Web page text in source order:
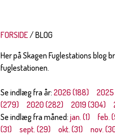
FORSIDE
BLOG
Her på Skagen Fuglestations blog
fuglestationen.
Se indlæg fra år:2026 (188)
(279)
2020 (282) 2019 (304)
Se indlæg fra måned:jan. (1) feb.
(31)
sept. (29) okt. (31) nov.